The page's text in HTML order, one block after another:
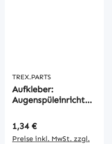
TREX.PARTS
Aufkleber:
Augenspüleinrichtun
Regulärer Preis:
1,34 €
Preise inkl. MwSt. zzgl.